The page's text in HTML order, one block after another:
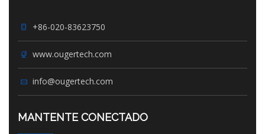
+86-020-83623750
www.ougertech.com
info@ougertech.com
MANTENTE CONECTADO